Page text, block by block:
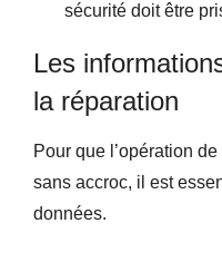
sécurité doit être
Les
la réparation
Pour que l’opération de
sans accroc, il est
données.